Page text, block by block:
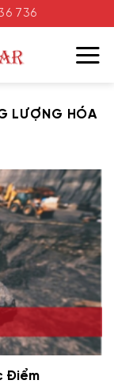
736
LƯỢNG HÓA
Điểm